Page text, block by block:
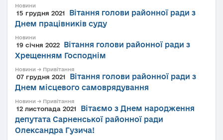
Новини
15 грудня 2021
Вітання голови районної ради з
Днем працівників суду
Новини
19 січня 2022
Вітання голови районної ради з
Хрещенням Господнім
Новини → Привітання
07 грудня 2021
Вітання голови районної ради з
Днем місцевого самоврядування
Новини → Привітання
12 листопада 2021
Вітаємо з Днем народження
депутата Сарненської районної ради
Олександра Гузича!